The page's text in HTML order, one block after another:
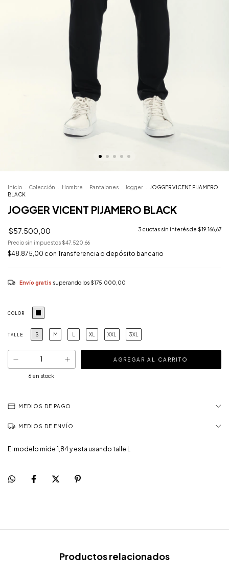
Inicio Colección Hombre Pantalones Jogger
JOGGER VICENT PIJAMERO
BLACK
JOGGER VICENT PIJAMERO BLACK
$57.500,00 3 cuotas sin interés de $19.166,67
Precio sin impuestos $47.520,66
$48.875,00 con Transferencia o depósito bancario
Envío gratis superando los $175.000,00
COLOR
TALLE S M L XL XXL 3XL
6 en stock
MEDIOS DE PAGO
MEDIOS DE ENVÍO
El modelo mide 1,84 y esta usando talle L
Productos relacionados